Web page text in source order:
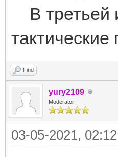
В третьей
Find
yury2109
Moderator
03-05-2021,